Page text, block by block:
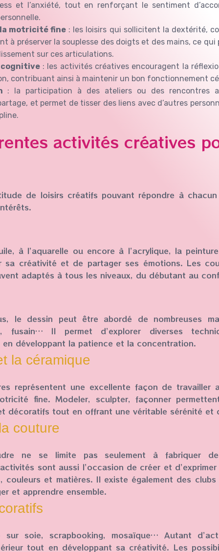
et l’anxiété, tout en renforçant le sentiment
motricité fine : les loisirs qui sollicitent la dextérité,
à préserver la souplesse des doigts et des mains, ce qui
sur ces articulations.
: les activités créatives encouragent la
contribuant ainsi à maintenir un bon fonctionnement
: la participation à des ateliers ou des rencontres
et permet de tisser des liens avec d’autres
activités créatives
de loisirs créatifs pouvant répondre à
à l’aquarelle ou encore à l’acrylique, la
sa créativité et de partager ses émotions. Les
adaptés à tous les niveaux, du débutant au
le dessin peut être abordé de nombreuses
fusain… Il permet d’explorer diverses
en développant la patience et la concentration.
la céramique
représentent une excellente façon de travailler
fine. Modeler, sculpter, façonner
décoratifs tout en offrant une véritable sérénité et
couture
ne se limite pas seulement à fabriquer
sont aussi l’occasion de créer et
couleurs et matières. Il existe également des
et apprendre ensemble.
sur soie, scrapbooking, mosaïque… Autant
tout en développant sa créativité. Les